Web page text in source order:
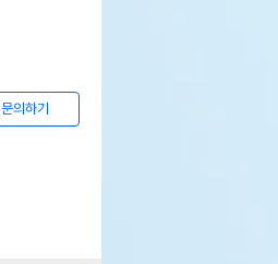
문의하기